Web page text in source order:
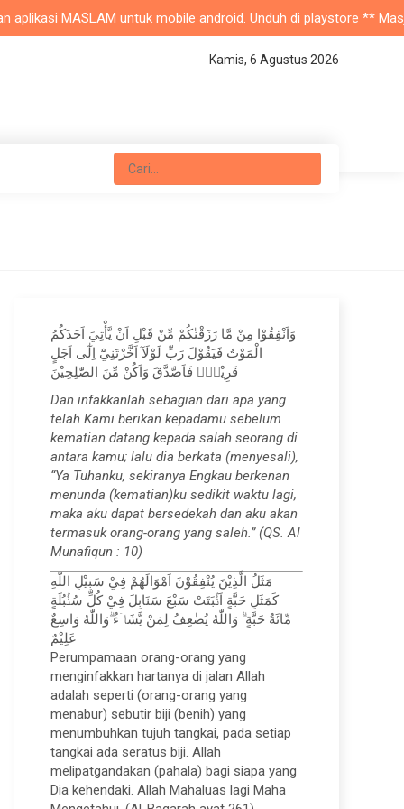
MASLAM untuk mobile android. Unduh di playstore ** Masjid
Kamis, 6 Agustus 2026
وَاَنْفِقُوْا مِنْ مَّا رَزَقْنٰكُمْ مِّنْ قَبْلِ اَنْ يَّأْتِيَ اَحَدَكُمُ
الْمَوْتُ فَيَقُوْلَ رَبِّ لَوْلَآ اَخَّرْتَنِيْٓ اِلٰٓى اَجَلٍ
قَرِيْبٍۚ فَاَصَّدَّقَ وَاَكُنْ مِّنَ الصّٰلِحِيْنَ
Dan infakkanlah sebagian dari apa yang
telah Kami berikan kepadamu sebelum
kematian datang kepada salah seorang di
antara kamu; lalu dia berkata (menyesali),
“Ya Tuhanku, sekiranya Engkau berkenan
menunda (kematian)ku sedikit waktu lagi,
maka aku dapat bersedekah dan aku akan
termasuk orang-orang yang saleh.” (QS. Al
Munafiqun : 10)
مَثَلُ الَّذِيْنَ يُنْفِقُوْنَ اَمْوَالَهُمْ فِيْ سَبِيْلِ اللّٰهِ
كَمَثَلِ حَبَّةٍ اَنْۢبَتَتْ سَبْعَ سَنَابِلَ فِيْ كُلِّ سُنْۢبُلَةٍ
مِّائَةُ حَبَّةٍ ۗ وَاللّٰهُ يُضٰعِفُ لِمَنْ يَّشَاۤءُ ۗوَاللّٰهُ وَاسِعٌ
عَلِيْمٌ
Perumpamaan orang-orang yang
menginfakkan hartanya di jalan Allah
adalah seperti (orang-orang yang
menabur) sebutir biji (benih) yang
menumbuhkan tujuh tangkai, pada setiap
tangkai ada seratus biji. Allah
melipatgandakan (pahala) bagi siapa yang
Dia kehendaki. Allah Mahaluas lagi Maha